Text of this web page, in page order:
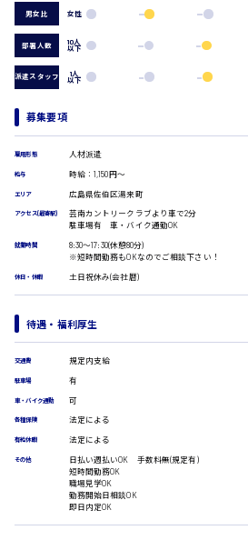
医師
介護職
看護助手
貿易事務
コールセンターオペレーター
営業事務
翻訳、通訳
IT・クリエイティブ系
DTPオペレーター
WEBデザイナー
経営企画
ホール
広島市南区
広島市佐伯区
広島市安佐南区
広島市安佐北区
時給1300円～
時給1500円以上
時給制すべて
男女比 女性
部署人数 10人
以下
派遣スタッフ 1人
以下
募集要項
雇用形態 人材派遣
給与 時給：1,150円～
エリア 広島県佐伯区湯来町
アクセス(最寄駅)
芸南カントリークラブより車で2分
駐車場有 車・バイク通勤OK
就業時間
8:30〜17:30(休憩80分)
※短時間勤務もOKなのでご相談下さい！
休日・休暇 土日祝休み(会社暦)
待遇・福利厚生
交通費 規定内支給
駐車場 有
車・バイク通勤 可
各種保険 法定による
有給休暇 法定による
その他
日払い週払いOK 手数料無(規定有)
短時間勤務OK
職場見学OK
勤務開始日相談OK
即日内定OK